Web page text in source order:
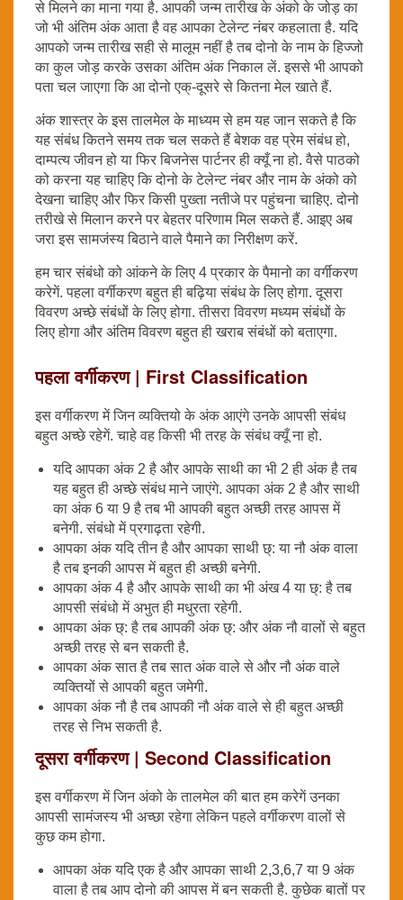
से मिलने का माना गया है. आपकी जन्म तारीख के अंको के जोड़ का
जो भी अंतिम अंक आता है वह आपका टेलेन्ट नंबर कहलाता है. यदि
आपको जन्म तारीख सही से मालूम नहीं है तब दोनो के नाम के हिज्जो
का कुल जोड़ करके उसका अंतिम अंक निकाल लें. इससे भी आपको
पता चल जाएगा कि आ दोनो एक्-दूसरे से कितना मेल खाते हैं.
अंक शास्त्र के इस तालमेल के माध्यम से हम यह जान सकते है कि
यह संबंध कितने समय तक चल सकते हैं बेशक वह प्रेम संबंध हो,
दाम्पत्य जीवन हो या फिर बिजनेस पार्टनर ही क्यूँ ना हो. वैसे पाठको
को करना यह चाहिए कि दोनो के टेलेन्ट नंबर और नाम के अंको को
देखना चाहिए और फिर किसी पुख्ता नतीजे पर पहुंचना चाहिए. दोनो
तरीखे से मिलान करने पर बेहतर परिणाम मिल सकते हैं. आइए अब
जरा इस सामजंस्य बिठाने वाले पैमाने का निरीक्षण करें.
हम चार संबंधो को आंकने के लिए 4 प्रकार के पैमानो का वर्गीकरण
करेगें. पहला वर्गीकरण बहुत ही बढ़िया संबंध के लिए होगा. दूसरा
विवरण अच्छे संबंधों के लिए होगा. तीसरा विवरण मध्यम संबंधों के
लिए होगा और अंतिम विवरण बहुत ही खराब संबंधों को बताएगा.
पहला वर्गीकरण | First Classification
इस वर्गीकरण में जिन व्यक्तियो के अंक आएंगे उनके आपसी संबंध
बहुत अच्छे रहेगें. चाहे वह किसी भी तरह के संबंध क्यूँ ना हो.
यदि आपका अंक 2 है और आपके साथी का भी 2 ही अंक है तब
यह बहुत ही अच्छे संबंध माने जाएंगे. आपका अंक 2 है और साथी
का अंक 6 या 9 है तब भी आपकी बहुत अच्छी तरह आपस में
बनेगी. संबंधो में प्रगाढ़ता रहेगी.
आपका अंक यदि तीन है और आपका साथी छ्: या नौ अंक वाला
है तब इनकी आपस में बहुत ही अच्छी बनेगी.
आपका अंक 4 है और आपके साथी का भी अंख 4 या छ्: है तब
आपसी संबंधो में अभुत ही मधुरता रहेगी.
आपका अंक छ्: है तब आपकी अंक छ्: और अंक नौ वालों से बहुत
अच्छी तरह से बन सकती है.
आपका अंक सात है तब सात अंक वाले से और नौ अंक वाले
व्यक्तियों से आपकी बहुत जमेगी.
आपका अंक नौ है तब आपकी नौ अंक वाले से ही बहुत अच्छी
तरह से निभ सकती है.
दूसरा वर्गीकरण | Second Classification
इस वर्गीकरण में जिन अंको के तालमेल की बात हम करेगें उनका
आपसी सामंजस्य भी अच्छा रहेगा लेकिन पहले वर्गीकरण वालों से
कुछ कम होगा.
आपका अंक यदि एक है और आपका साथी 2,3,6,7 या 9 अंक
वाला है तब आप दोनो की आपस में बन सकती है. कुछेक बातों पर